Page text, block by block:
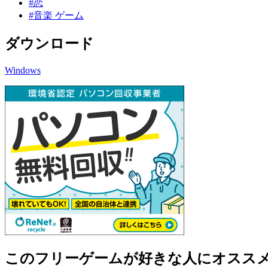
#恋
#音楽 ゲーム
ダウンロード
Windows
このフリーゲームが好きな人にオスス